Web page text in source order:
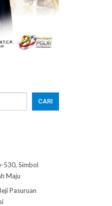
CARI
530, Simbol
Maju
Pasuruan